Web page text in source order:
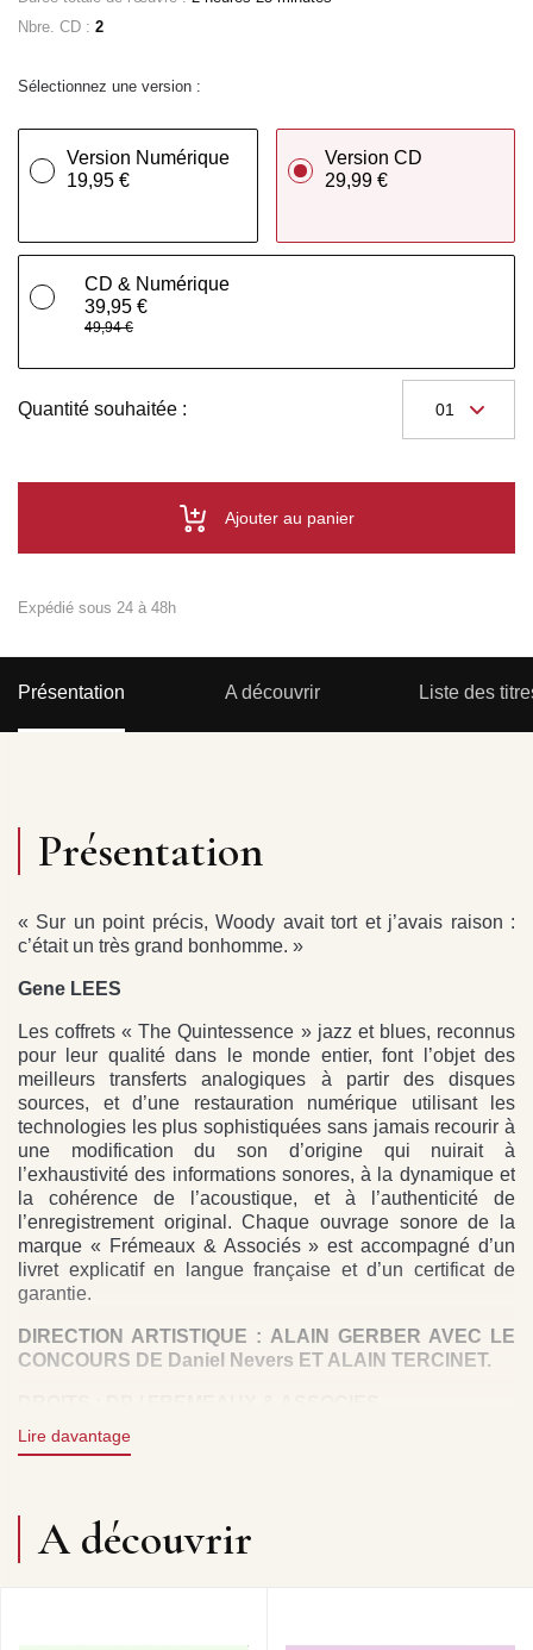
Nbre. CD : 2
Sélectionnez une version :
Version Numérique
19,95 €
Version CD
29,99 €
CD & Numérique
39,95 €
49,94 €
Quantité souhaitée :
Ajouter au panier
Expédié sous 24 à 48h
Présentation A découvrir Liste des
Présentation
« Sur un point précis, Woody avait tort et j’avais raison :
c’était un très grand bonhomme. »
Gene LEES
Les coffrets « The Quintessence » jazz et blues, reconnus
pour leur qualité dans le monde entier, font l’objet des
meilleurs transferts analogiques à partir des disques
sources, et d’une restauration numérique utilisant les
technologies les plus sophistiquées sans jamais recourir à
une modification du son d’origine qui nuirait à
l’exhaustivité des informations sonores, à la dynamique et
la cohérence de l’acoustique, et à l’authenticité de
l’enregistrement original. Chaque ouvrage sonore de la
marque « Frémeaux & Associés » est accompagné d’un
livret explicatif en langue française et d’un certificat de
garantie.
DIRECTION ARTISTIQUE : ALAIN GERBER AVEC LE
CONCOURS DE Daniel Nevers ET ALAIN TERCINET.
“On one point in particular, Woody was wrong and i was
undergone an analogical and digital restoration process
which is recognized throughout the world. Each 2 CD set
edition includes liner notes in English as well as a
Lire davantage
A découvrir